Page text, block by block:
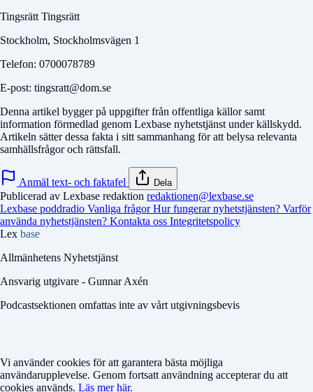
Tingsrätt Tingsrätt
Stockholm, Stockholmsvägen 1
Telefon: 0700078789
E-post: tingsratt@dom.se
Denna artikel bygger på uppgifter från offentliga källor samt
information förmedlad genom Lexbase nyhetstjänst under källskydd.
Artikeln sätter dessa fakta i sitt sammanhang för att belysa relevanta
samhällsfrågor och rättsfall.
Anmäl text- och faktafel Dela
Publicerad av Lexbase redaktion redaktionen@lexbase.se
Lexbase poddradio Vanliga frågorHur fungerar nyhetstjänsten? Varför
använda nyhetstjänsten? Kontakta oss Integritetspolicy
Lex base
Allmänhetens Nyhetstjänst
Ansvarig utgivare - Gunnar Axén
Podcastsektionen omfattas inte av vårt utgivningsbevis
Vi använder cookies för att garantera bästa möjliga
användarupplevelse. Genom fortsatt användning accepterar du att
cookies används. Läs mer här.